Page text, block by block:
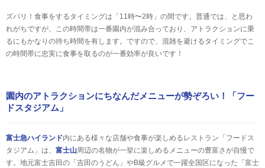
ズバリ！食事をするタイミングは「11時〜2時」の間です。普通では、と思わ
れがちですが、この時間帯は一番園内が混み合っており、アトラクションに乗
るにもかなりの待ち時間を有します。ですので、混雑を避けるタイミングでこ
の時間帯に忠実に食事を取るのが一番効率が良いです！
園内のアトラクションにちなんだメニューが勢ぞろい！「フー
ドスタジアム」
富士急ハイランド内にある様々な店舗や食事が楽しめるレストラン「フードス
タジアム」は、 富士山周辺の名物が一挙に楽しめるメニューの豊富さが自慢で
す。地元富士吉田の「吉田のうどん」やB級グルメで一躍全国区になった「富士